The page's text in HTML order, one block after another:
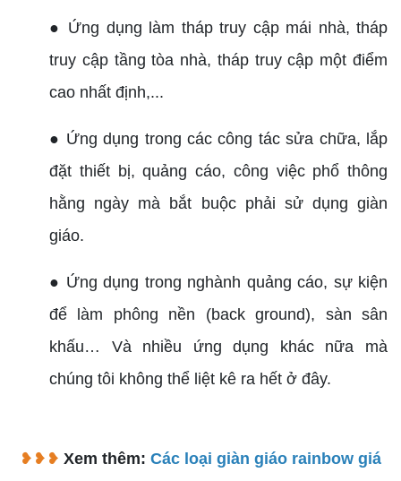
● Ứng dụng làm tháp truy cập mái nhà, tháp
truy cập tầng tòa nhà, tháp truy cập một điểm
cao nhất định,...
● Ứng dụng trong các công tác sửa chữa, lắp
đặt thiết bị, quảng cáo, công việc phổ thông
hằng ngày mà bắt buộc phải sử dụng giàn
giáo.
● Ứng dụng trong nghành quảng cáo, sự kiện
để làm phông nền (back ground), sàn sân
khấu… Và nhiều ứng dụng khác nữa mà
chúng tôi không thể liệt kê ra hết ở đây.
❥❥❥ Xem thêm: Các loại giàn giáo rainbow giá